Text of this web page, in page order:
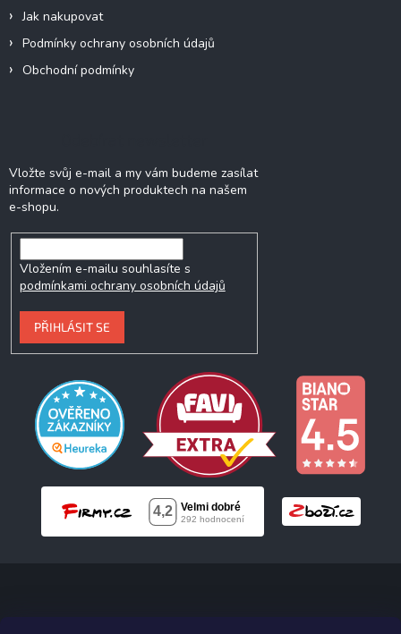
Jak nakupovat
Podmínky ochrany osobních údajů
Obchodní podmínky
Vložte svůj e-mail a my vám budeme zasílat
informace o nových produktech na našem
e-shopu.
Vložením e-mailu souhlasíte s
podmínkami ochrany osobních údajů
PŘIHLÁSIT SE